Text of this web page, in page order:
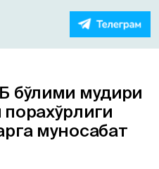
бўлими мудири
муносабат